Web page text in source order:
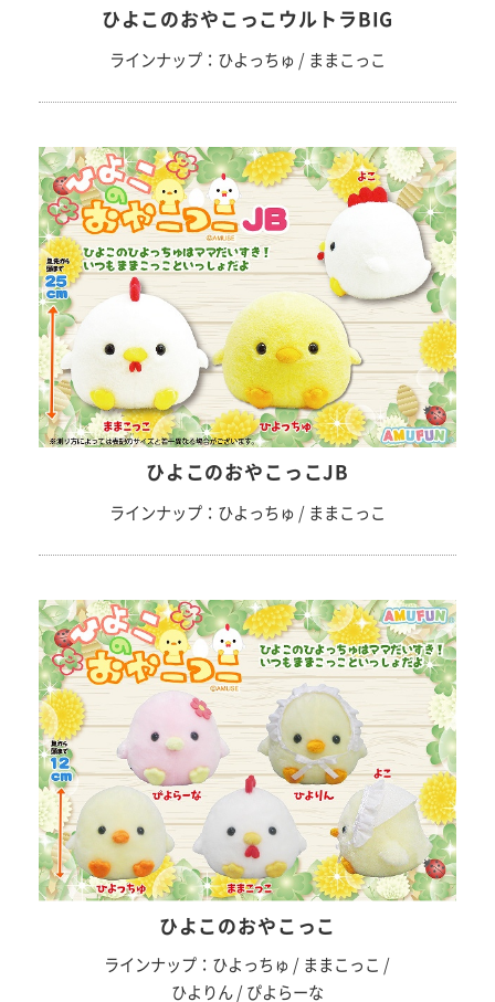
ひよこのおやこっこウルトラBIG
ラインナップ：ひよっちゅ / ままこっこ
ひよこのおやこっこJB
ラインナップ：ひよっちゅ / ままこっこ
ひよこのおやこっこ
ラインナップ：ひよっちゅ / ままこっこ /
ひよりん / ぴよらーな